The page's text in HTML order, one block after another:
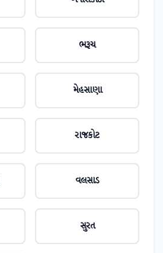
ભરૂચ
મેહસાણા
રાજકોટ
વલસાડ
સુરત